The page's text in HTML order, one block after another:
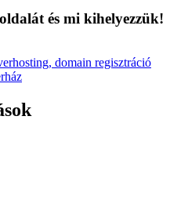
és mi kihelyezzük!